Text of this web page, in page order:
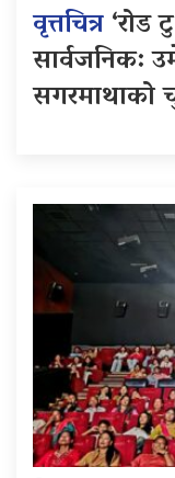
वृत्तचित्र‘रोड
सार्वजनिक:
सगरमाथाको